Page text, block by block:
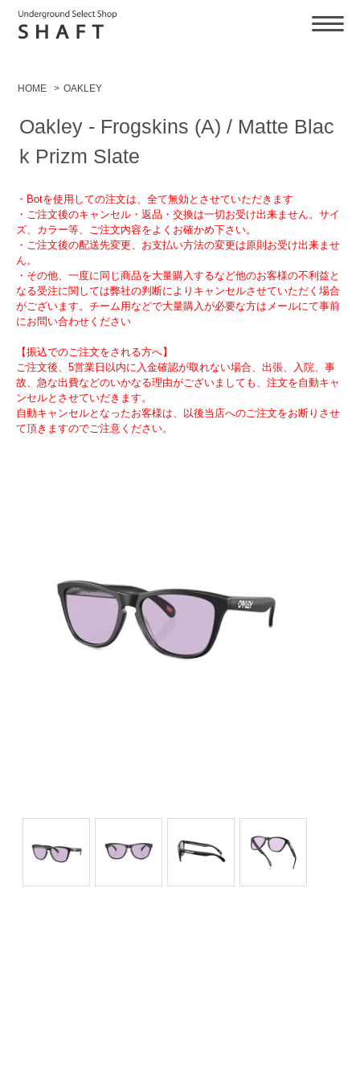
HOME > OAKLEY
Oakley - Frogskins (A) / Matte Blac
k Prizm Slate
・Botを使用しての注文は、全て無効とさせていただきます
・ご注文後のキャンセル・返品・交換は一切お受け出来ません。サイ
ズ、カラー等、ご注文内容をよくお確かめ下さい。
・ご注文後の配送先変更、お支払い方法の変更は原則お受け出来ませ
ん。
・その他、一度に同じ商品を大量購入するなど他のお客様の不利益と
なる受注に関しては弊社の判断によりキャンセルさせていただく場合
がございます。チーム用などで大量購入が必要な方はメールにて事前
にお問い合わせください
【振込でのご注文をされる方へ】
ご注文後、5営業日以内に入金確認が取れない場合、出張、入院、事
故、急な出費などのいかなる理由がございましても、注文を自動キャ
ンセルとさせていだきます。
自動キャンセルとなったお客様は、以後当店へのご注文をお断りさせ
て頂きますのでご注意ください。